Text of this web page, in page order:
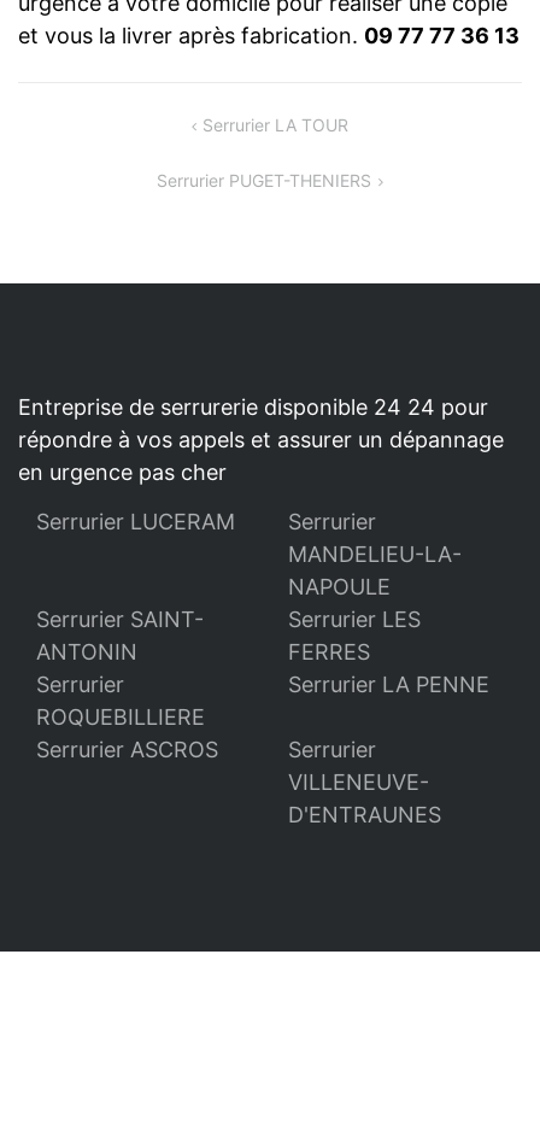
et vous la livrer après fabrication. 09 77 77 36 13
Serrurier LA TOUR
Serrurier PUGET-THENIERS
Entreprise de serrurerie disponible 24 24 pour
répondre à vos appels et assurer un dépannage
en urgence pas cher
Serrurier LUCERAM
Serrurier
MANDELIEU-LA-
NAPOULE
Serrurier SAINT-
ANTONIN
Serrurier LES
FERRES
Serrurier
ROQUEBILLIERE
Serrurier LA PENNE
Serrurier ASCROS
Serrurier
VILLENEUVE-
D'ENTRAUNES